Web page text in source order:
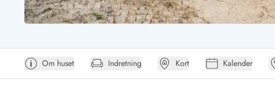
Esmark RejsecurityEsmark KidsVIPEsmark VIP partnerfordeleFordele hos os
Sommerhus ABC
Om huset Indretning Kort Kalender